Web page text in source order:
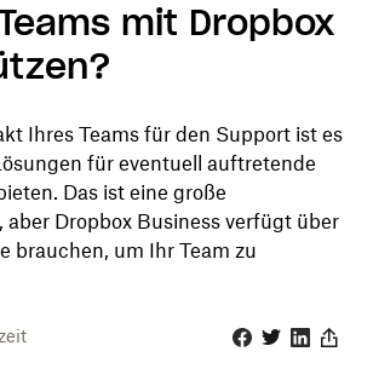
mit Dropbox
Ihres Teams für den Support ist es
für eventuell auftretende
Das ist eine große
Dropbox Business verfügt über
brauchen, um Ihr Team zu